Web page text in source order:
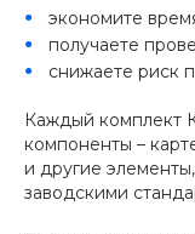
экономите
получаете
снижаете риск
Каждый комплект
компоненты –
и другие
заводскими